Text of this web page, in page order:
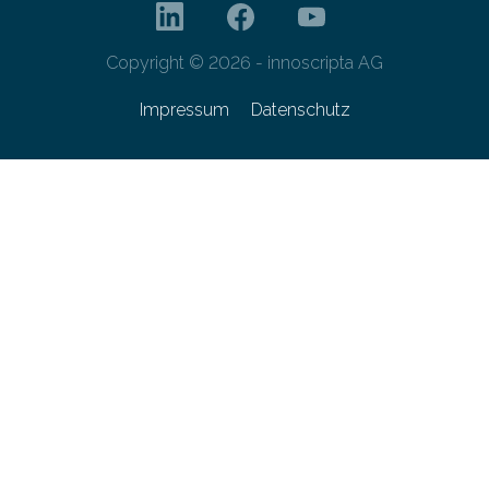
Copyright © 2026 - innoscripta AG
Impressum Datenschutz